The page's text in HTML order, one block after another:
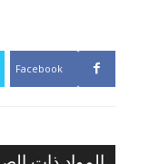
Facebook